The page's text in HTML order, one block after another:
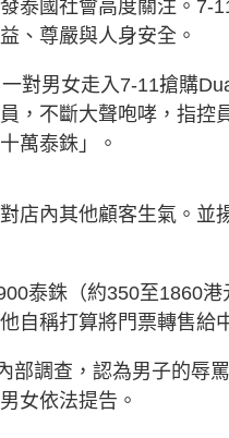
泰國社會高度關注。7-
、尊嚴與人身安全。
對男女走入7-11搶購
，不斷大聲咆哮，指
萬泰銖」。
店內其他顧客生氣。
泰銖（約350至1860
自稱打算將門票轉售給
部調查，認為男子的辱
女依法提告。